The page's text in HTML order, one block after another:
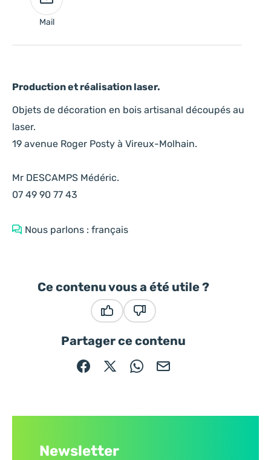
Production et réalisation laser.
Objets de décoration en bois artisanal découpés au
laser.
19 avenue Roger Posty à Vireux-Molhain.
Mr DESCAMPS Médéric.
07 49 90 77 43
Nous parlons : français
Mail
Ce contenu vous a été utile ?
Partager ce contenu
Partager sur Facebook (nouvelle fenêtre)
Partager sur X / Twitter (nouvelle
Partager sur WhatsApp
Partager par mail
Newsletter